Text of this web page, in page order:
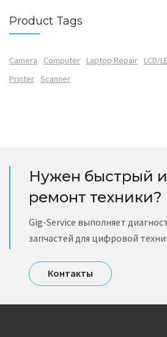
Product Tags
Camera Computer Laptop Repair LCD/
Printer Scanner
Нужен быстрый
ремонт техники?
Gig-Service выполняет
запчастей для цифровой
Контакты